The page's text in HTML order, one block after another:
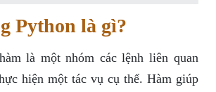
Python là gì?
là một nhóm các lệnh liên quan
hiện một tác vụ cụ thể. Hàm giúp